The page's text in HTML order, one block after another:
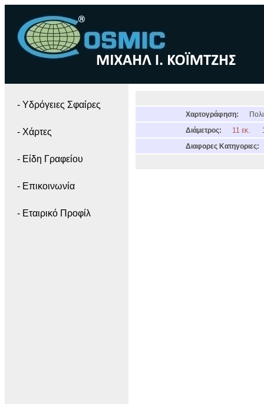
- Yδρόγειες Σφαίρες
- Χάρτες
- Είδη Γραφείου
- Επικοινωνία
- Εταιρικό Προφίλ
Χαρτογράφηση:
Διάμετρος:
11 εκ.
Διαφορες Κατηγοριες: